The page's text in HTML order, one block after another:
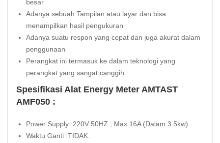
besar
Adanya sebuah Tampilan atau layar dan bisa
menampilkan hasil pengukuran
Adanya suatu respon yang cepat dan juga akurat dalam
penggunaan
Perangkat ini termasuk ke dalam teknologi yang
perangkat yang sangat canggih
Spesifikasi Alat Energy Meter AMTAST
AMF050 :
Power Supply :220V 50HZ ; Max 16A (Dalam 3.5kw).
Waktu Ganti :TIDAK.